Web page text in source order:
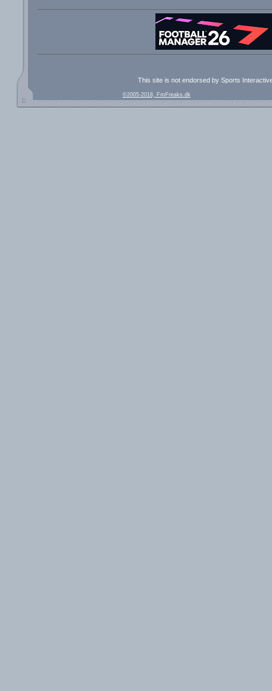
This site is not endorsed by Sports
©2005-2018, FmFreaks.dk